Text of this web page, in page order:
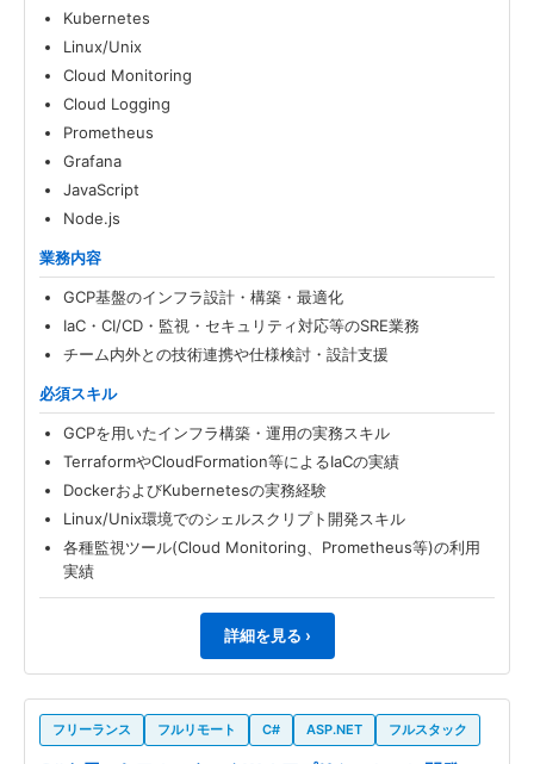
Kubernetes
Linux/Unix
Cloud Monitoring
Cloud Logging
Prometheus
Grafana
JavaScript
Node.js
業務内容
GCP基盤のインフラ設計・構築・最適化
IaC・CI/CD・監視・セキュリティ対応等のSRE業務
チーム内外との技術連携や仕様検討・設計支援
必須スキル
GCPを用いたインフラ構築・運用の実務スキル
TerraformやCloudFormation等によるIaCの実績
DockerおよびKubernetesの実務経験
Linux/Unix環境でのシェルスクリプト開発スキル
各種監視ツール(Cloud Monitoring、Prometheus等)の利用
実績
詳細を見る ›
フリーランス フルリモート C# ASP.NET フルスタック